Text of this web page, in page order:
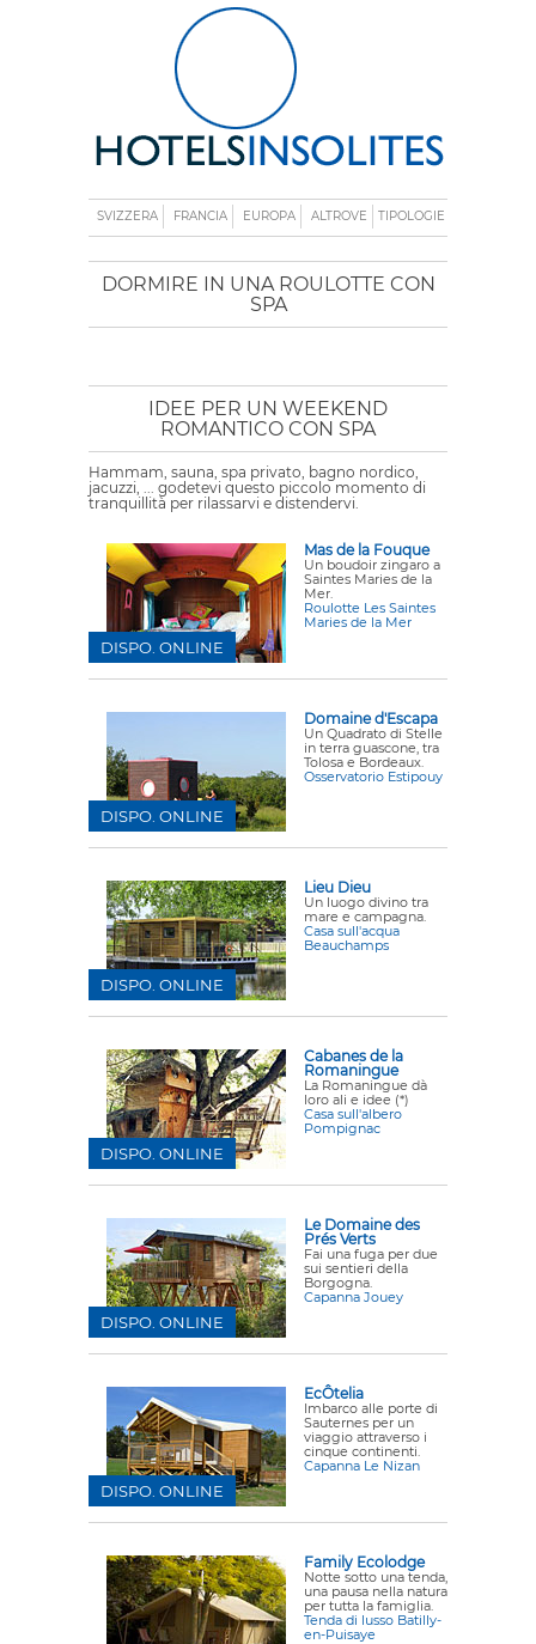
SVIZZERA FRANCIA EUROPA ALTROVE TIPOLOGIE
DORMIRE IN UNA ROULOTTE CON
SPA
IDEE PER UN WEEKEND
ROMANTICO CON SPA
Hammam, sauna, spa privato, bagno nordico,
jacuzzi, ... godetevi questo piccolo momento di
tranquillità per rilassarvi e distendervi.
Mas de la Fouque
Un boudoir zingaro a
Saintes Maries de la
Mer.
Roulotte Les Saintes
Maries de la Mer
DISPO. ONLINE
Domaine d'Escapa
Un Quadrato di Stelle
in terra guascone, tra
Tolosa e Bordeaux.
Osservatorio Estipouy
DISPO. ONLINE
Lieu Dieu
Un luogo divino tra
mare e campagna.
Casa sull'acqua
Beauchamps
DISPO. ONLINE
Cabanes de la
Romaningue
La Romaningue dà
loro ali e idee (*)
Casa sull'albero
Pompignac
DISPO. ONLINE
Le Domaine des
Prés Verts
Fai una fuga per due
sui sentieri della
Borgogna.
Capanna Jouey
DISPO. ONLINE
EcÔtelia
Imbarco alle porte di
Sauternes per un
viaggio attraverso i
cinque continenti.
Capanna Le Nizan
DISPO. ONLINE
Family Ecolodge
Notte sotto una tenda,
una pausa nella natura
per tutta la famiglia.
Tenda di lusso Batilly-
en-Puisaye